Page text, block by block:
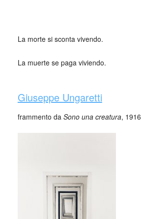
La morte si sconta vivendo.
La muerte se paga viviendo.
Giuseppe Ungaretti
frammento da Sono una creatura, 1916